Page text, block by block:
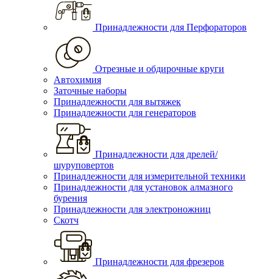
Принадлежности для Перфораторов
Отрезные и обдирочные круги
Автохимия
Заточные наборы
Принадлежности для вытяжек
Принадлежности для генераторов
Принадлежности для дрелей/
шуруповертов
Принадлежности для измерительной техники
Принадлежности для установок алмазного
бурения
Принадлежности для электроножниц
Скотч
Принадлежности для фрезеров